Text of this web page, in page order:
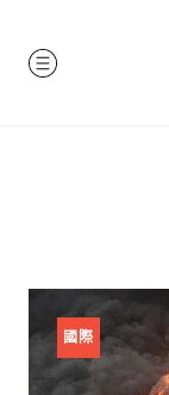
MENU
國際